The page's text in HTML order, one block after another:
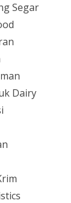
Segar
Dairy